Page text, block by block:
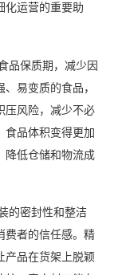
化运营的重要助
品保质期，减少因
易变质的食品，
压风险，减少不必
食品体积变得更加
降低仓储和物流成
的密封性和整洁
费者的信任感。精
产品在货架上脱颖